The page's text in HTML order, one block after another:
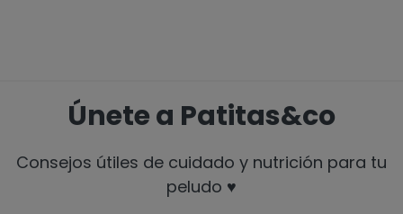
Únete a Patitas&co
Consejos útiles de cuidado y nutrición para tu
peludo ♥️